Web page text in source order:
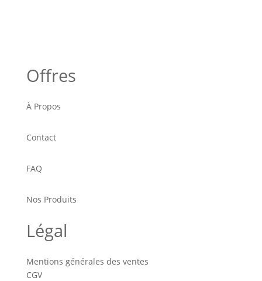
Offres
À Propos
Contact
FAQ
Nos Produits
Légal
Mentions générales des ventes
CGV